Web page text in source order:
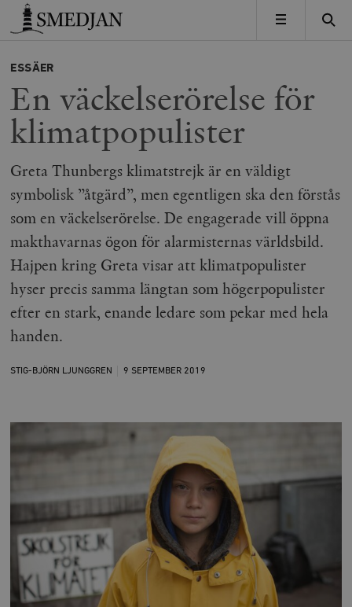
Timbro
MENY
ESSÄER
En väckelserörelse för
klimatpopulister
Greta Thunbergs klimatstrejk är en väldigt
symbolisk ”åtgärd”, men egentligen ska den förstås
som en väckelserörelse. De engagerade vill öppna
makthavarnas ögon för alarmisternas världsbild.
Hajpen kring Greta visar att klimatpopulister
hyser precis samma längtan som högerpopulister
efter en stark, enande ledare som pekar med hela
handen.
STIG-BJÖRN LJUNGGREN 9 SEPTEMBER 2019